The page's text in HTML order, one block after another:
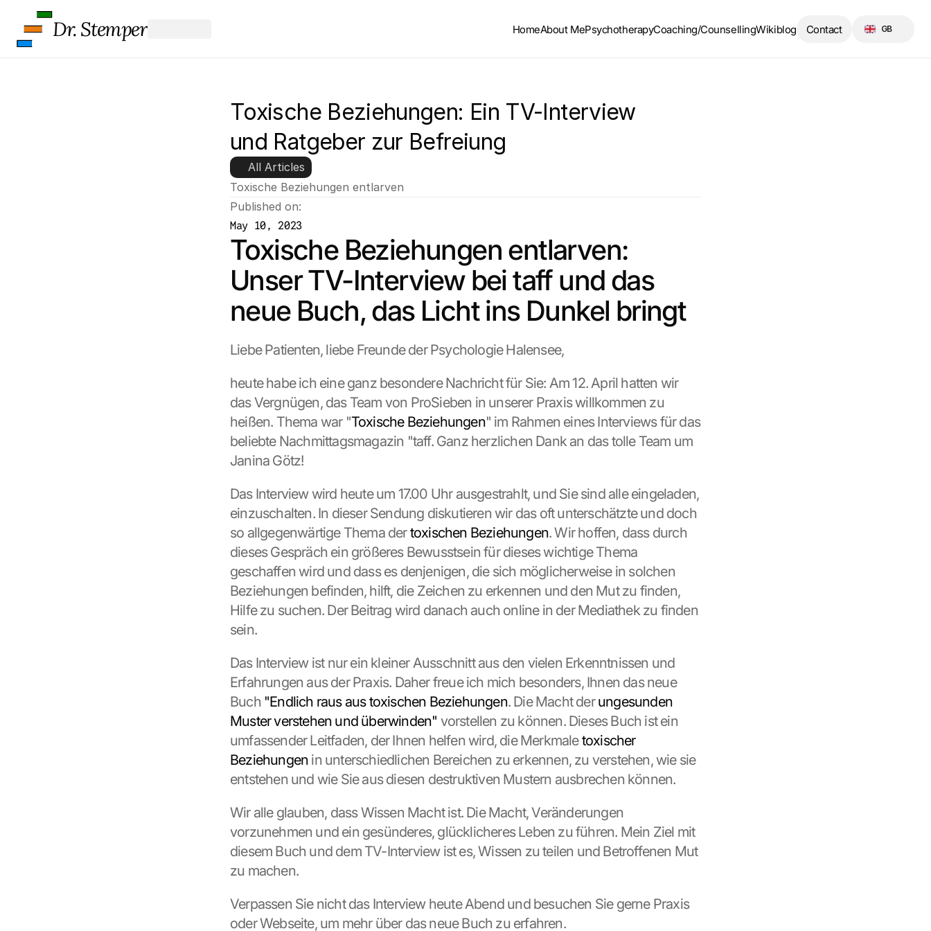
Toxische Beziehungen: Ein TV-Interview
und Ratgeber zur Befreiung
All Articles
Toxische Beziehungen entlarven
Published on:
May 10, 2023
Toxische Beziehungen entlarven:
Unser TV-Interview bei taff und das
neue Buch, das Licht ins Dunkel bringt
Liebe Patienten, liebe Freunde der Psychologie Halensee,
heute habe ich eine ganz besondere Nachricht für Sie: Am 12. April hatten wir
das Vergnügen, das Team von ProSieben in unserer Praxis willkommen zu
heißen. Thema war "Toxische Beziehungen" im Rahmen eines Interviews für das
beliebte Nachmittagsmagazin "taff. Ganz herzlichen Dank an das tolle Team um
Janina Götz!
Das Interview wird heute um 17.00 Uhr ausgestrahlt, und Sie sind alle eingeladen,
einzuschalten. In dieser Sendung diskutieren wir das oft unterschätzte und doch
so allgegenwärtige Thema der toxischen Beziehungen. Wir hoffen, dass durch
dieses Gespräch ein größeres Bewusstsein für dieses wichtige Thema
geschaffen wird und dass es denjenigen, die sich möglicherweise in solchen
Beziehungen befinden, hilft, die Zeichen zu erkennen und den Mut zu finden,
Hilfe zu suchen. Der Beitrag wird danach auch online in der Mediathek zu finden
sein.
Das Interview ist nur ein kleiner Ausschnitt aus den vielen Erkenntnissen und
Erfahrungen aus der Praxis. Daher freue ich mich besonders, Ihnen das neue
Buch "Endlich raus aus toxischen Beziehungen. Die Macht der ungesunden
Muster verstehen und überwinden" vorstellen zu können. Dieses Buch ist ein
umfassender Leitfaden, der Ihnen helfen wird, die Merkmale toxischer
Beziehungen in unterschiedlichen Bereichen zu erkennen, zu verstehen, wie sie
entstehen und wie Sie aus diesen destruktiven Mustern ausbrechen können.
Wir alle glauben, dass Wissen Macht ist. Die Macht, Veränderungen
vorzunehmen und ein gesünderes, glücklicheres Leben zu führen. Mein Ziel mit
diesem Buch und dem TV-Interview ist es, Wissen zu teilen und Betroffenen Mut
zu machen.
Verpassen Sie nicht das Interview heute Abend und besuchen Sie gerne Praxis
oder Webseite, um mehr über das neue Buch zu erfahren.
Dr. Stemper HomeAbout MePsychotherapyCoaching/CounsellingWikiblog Contact GB
l
o
i
n
g
o
h
G
o
o
g
e
a
s
.
D
t
w
i
b
e
t
a
m
t
t
e
t
o
G
g
l
e
n
c
o